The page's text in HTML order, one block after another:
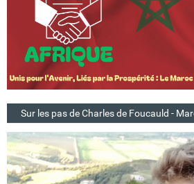
Sur les pas de Charles de Foucauld -